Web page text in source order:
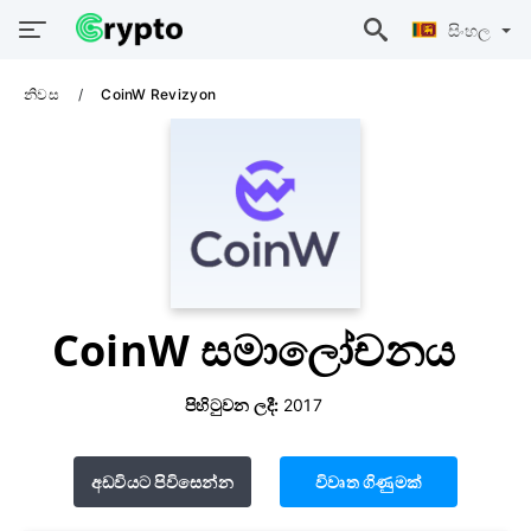
සිංහල
නිවස CoinW Revizyon
CoinW සමාලෝචනය
පිහිටුවන ලදී: 2017
අඩවියට පිවිසෙන්න විවෘත ගිණුමක්